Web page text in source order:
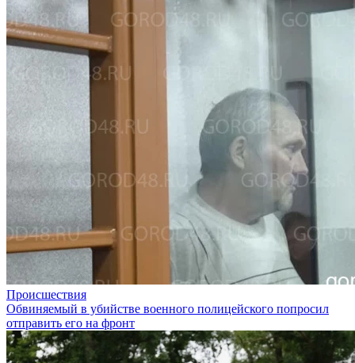
Происшествия
Обвиняемый в убийстве военного полицейского попросил
отправить его на фронт